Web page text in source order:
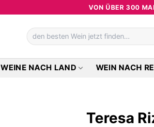
VON ÜBER 300
Suchen
nach:
WEINE NACH LAND WEIN NACH
Teresa